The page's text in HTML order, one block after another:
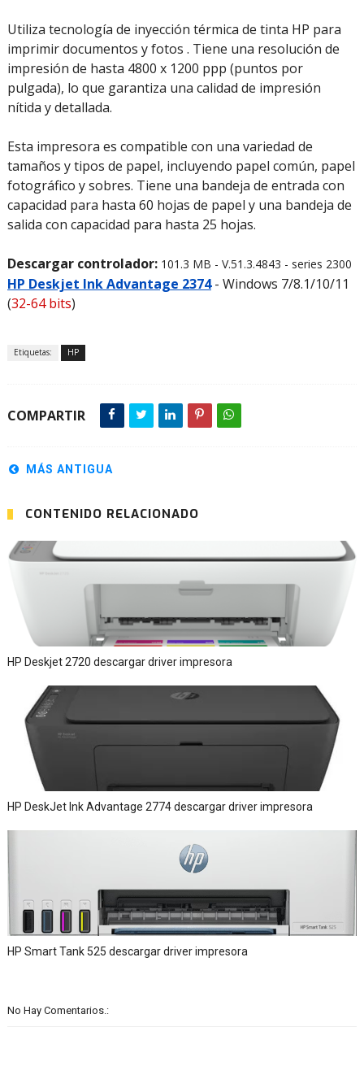
Utiliza tecnología de inyección térmica de tinta HP para
imprimir documentos y fotos . Tiene una resolución de
impresión de hasta 4800 x 1200 ppp (puntos por
pulgada), lo que garantiza una calidad de impresión
nítida y detallada.
Esta impresora es compatible con una variedad de
tamaños y tipos de papel, incluyendo papel común, papel
fotográfico y sobres. Tiene una bandeja de entrada con
capacidad para hasta 60 hojas de papel y una bandeja de
salida con capacidad para hasta 25 hojas.
Descargar controlador: 101.3 MB - V.51.3.4843 - series 2300
HP Deskjet Ink Advantage 2374- Windows 7/8.1/10/11
(32-64 bits)
Etiquetas: HP
COMPARTIR
MÁS ANTIGUA
CONTENIDO RELACIONADO
HP Deskjet 2720 descargar driver impresora
HP DeskJet Ink Advantage 2774 descargar driver impresora
HP Smart Tank 525 descargar driver impresora
No Hay Comentarios.: